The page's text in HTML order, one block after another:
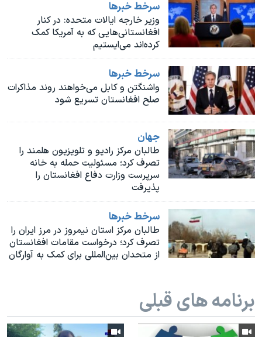
نرگس محمدی برنده جایزه نوبل صلح
همایش محافظه‌کاران آمریکا «سی‌پک»
صفحه‌های ویژه
سفر پرزیدنت ترامپ به چین
سرخط خبرها
وزیر خارجه ایالات متحده: در کنار
افغانستانی‌هایی که به آمریکا کمک
کرده‌اند می‌ایستیم
سرخط خبرها
واشنگتن و کابل می‌خواهند روند مذاکرات
صلح افغانستان تسریع شود
جهان
طالبان مرکز رادیو و تلویزیون هلمند را
تصرف کرد؛ مسئولیت حمله به خانه
سرپرست وزارت دفاع افغانستان را
پذیرفت
سرخط خبرها
طالبان مرکز استان نیمروز در مرز ایران را
تصرف کرد؛ درخواست مقامات افغانستان
از متحدان بین‌المللی برای کمک به آوارگان
برنامه های قبلی